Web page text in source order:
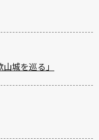
城を巡る」